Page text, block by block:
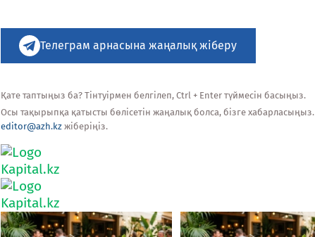
Телеграм арнасына жаңалық жіберу
Қате таптыңыз ба? Тінтуірмен белгілеп, Ctrl + Enter түймесін басыңыз.
Осы тақырыпқа қатысты бөлісетін жаңалық болса, бізге
editor@azh.kz жіберіңіз.